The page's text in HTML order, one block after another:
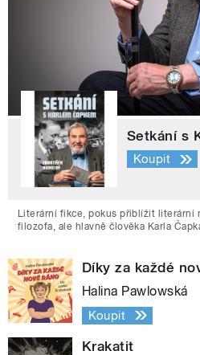
Setkání s
Koupit
Literární fikce, pokus přiblížit literární
filozofa, ale hlavně člověka Karla
Díky za každé
Halina Pawlowská
Koupit
Krakatit